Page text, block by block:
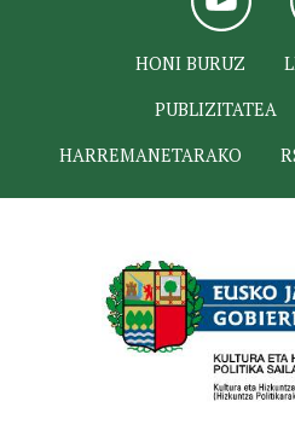
HONI BURUZ
PUBLIZITATEA
HARREMANETARAKO